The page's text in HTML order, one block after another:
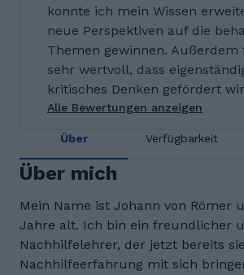
konnte ich mein Wissen
neue Perspektiven auf die
Themen gewinnen. Außerdem
sehr wertvoll, dass
kritisches Denken gefördert
Alle Bewertungen anzeigen
Über Verfügbarkeit
Über mich
Mein Name ist Johann von Römer
Jahre alt. Ich bin ein freundlicher
Nachhilfelehrer, der jetzt bereits
Nachhilfeerfahrung mit sich